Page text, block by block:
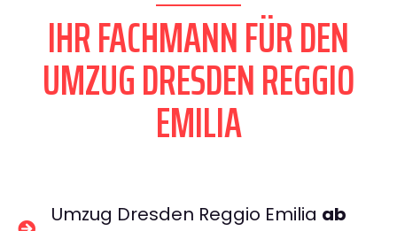
IHR FACHMANN FÜR DEN
UMZUG DRESDEN REGGIO
EMILIA
Umzug Dresden Reggio Emilia ab